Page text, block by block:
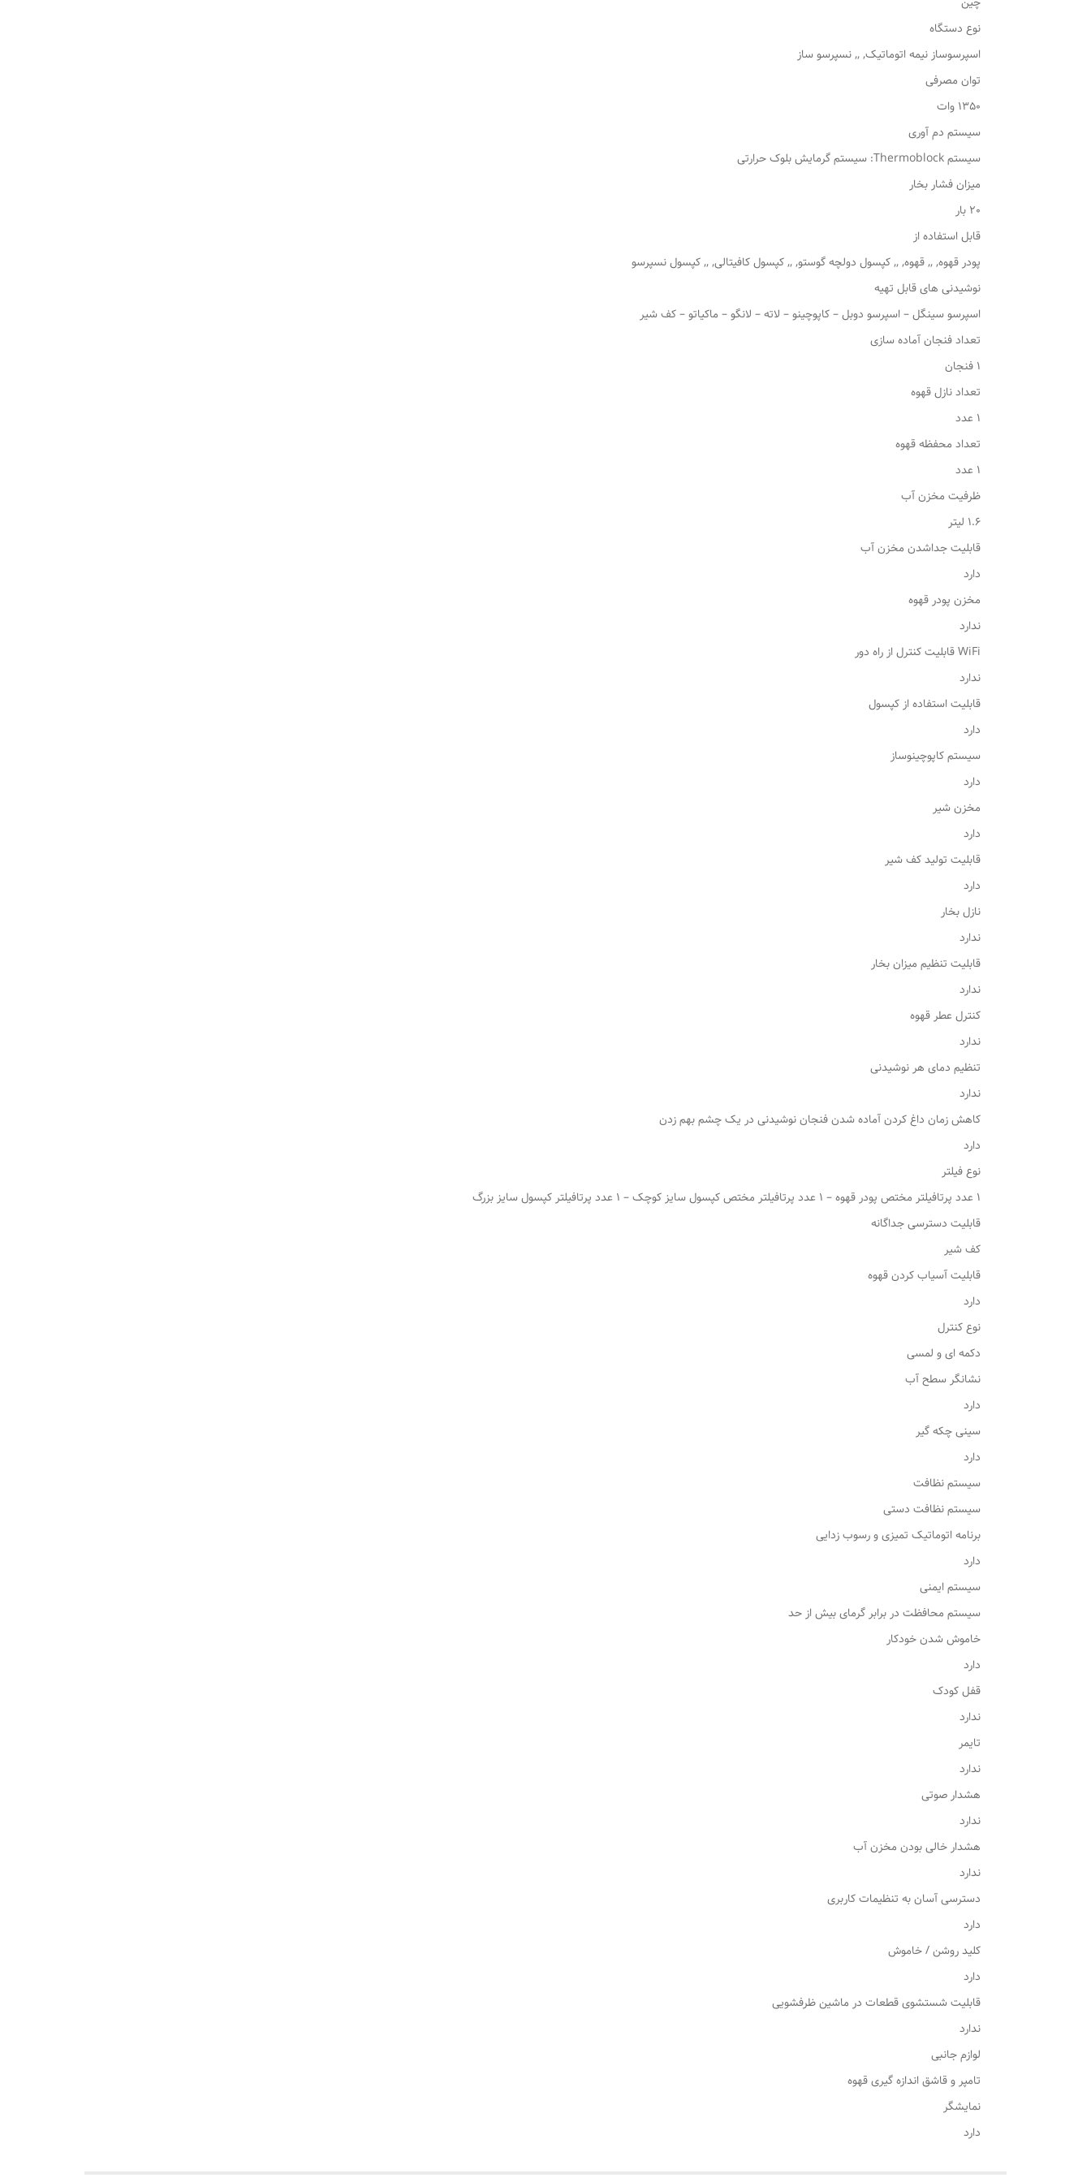
نوع دستگاه
اسپرسوساز نیمه اتوماتیک, ,, نسپرسو ساز
توان مصرفی
1350 وات
سیستم دم آوری
سیستم Thermoblock: سیستم گرمایش بلوک حرارتی
میزان فشار بخار
20 بار
قابل استفاده از
پودر قهوه, ,, قهوه, ,, کپسول دولچه گوستو, ,, کپسول کافیتالی, ,, کپسول نسپرسو
نوشیدنی های قابل تهیه
اسپرسو سینگل – اسپرسو دوبل – کاپوچینو – لاته – لانگو – ماکیاتو – کف شیر
تعداد فنجان آماده سازی
1 فنجان
تعداد نازل قهوه
1 عدد
تعداد محفظه قهوه
1 عدد
ظرفیت مخزن آب
1.6 لیتر
قابلیت جداشدن مخزن آب
دارد
مخزن پودر قهوه
ندارد
WiFi قابلیت کنترل از راه دور
ندارد
قابلیت استفاده از کپسول
دارد
سیستم کاپوچینوساز
دارد
مخزن شیر
دارد
قابلیت تولید کف شیر
دارد
نازل بخار
ندارد
قابلیت تنظیم میزان بخار
ندارد
کنترل عطر قهوه
ندارد
تنظیم دمای هر نوشیدنی
ندارد
کاهش زمان داغ کردن آماده شدن فنجان نوشیدنی در یک چشم بهم زدن
دارد
نوع فیلتر
1 عدد پرتافیلتر مختص پودر قهوه – 1 عدد پرتافیلتر مختص کپسول سایز کوچک – 1 عدد پرتافیلتر کپسول سایز بزرگ
قابلیت دسترسی جداگانه
کف شیر
قابلیت آسیاب کردن قهوه
دارد
نوع کنترل
دکمه ای و لمسی
نشانگر سطح آب
دارد
سینی چکه گیر
دارد
سیستم نظافت
سیستم نظافت دستی
برنامه اتوماتیک تمیزی و رسوب زدایی
دارد
سیستم ایمنی
سیستم محافظت در برابر گرمای بیش از حد
خاموش شدن خودکار
دارد
قفل کودک
ندارد
تایمر
ندارد
هشدار صوتی
ندارد
هشدار خالی بودن مخزن آب
ندارد
دسترسی آسان به تنظیمات کاربری
دارد
کلید روشن / خاموش
دارد
قابلیت شستشوی قطعات در ماشین ظرفشویی
ندارد
لوازم جانبی
تامپر و قاشق اندازه گیری قهوه
نمایشگر
دارد